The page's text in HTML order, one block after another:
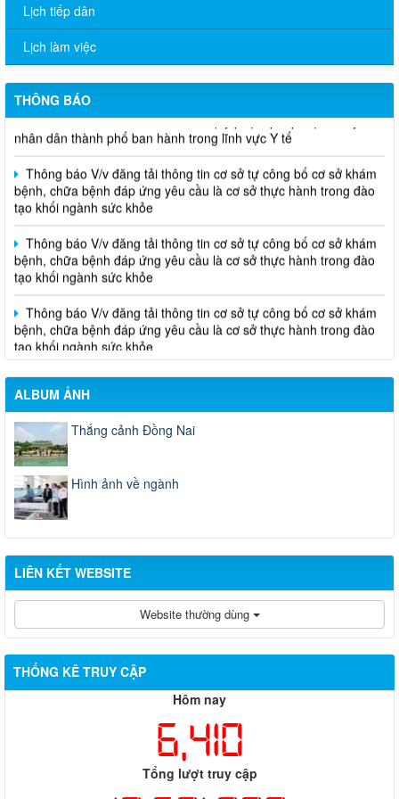
Lịch tiếp dân
Lịch làm việc
THÔNG BÁO
Thông báo V/v đăng tải thông tin cơ sở tự công bố cơ sở khám
bệnh, chữa bệnh đáp ứng yêu cầu là cơ sở thực hành trong đào
THÔNG CÁO BÁO CHÍ Văn bản quy phạm pháp luật do Ủy ban
nhân dân thành phố ban hành trong lĩnh vực Y tế
Thông báo V/v đăng tải thông tin cơ sở tự công bố cơ sở khám
bệnh, chữa bệnh đáp ứng yêu cầu là cơ sở thực hành trong đào
tạo khối ngành sức khỏe
Thông báo V/v đăng tải thông tin cơ sở tự công bố cơ sở khám
bệnh, chữa bệnh đáp ứng yêu cầu là cơ sở thực hành trong đào
tạo khối ngành sức khỏe
Thông báo V/v đăng tải thông tin cơ sở tự công bố cơ sở khám
bệnh, chữa bệnh đáp ứng yêu cầu là cơ sở thực hành trong đào
tạo khối ngành sức khỏe
ALBUM ẢNH
Thắng cảnh Đồng Nai
Hình ảnh về ngành
LIÊN KẾT WEBSITE
Website thường dùng
THỐNG KÊ TRUY CẬP
Hôm nay
6,410
Tổng lượt truy cập